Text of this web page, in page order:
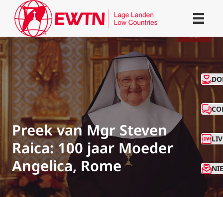
Preek van Mgr Steven
Raica: 100 jaar Moeder
Angelica, Rome